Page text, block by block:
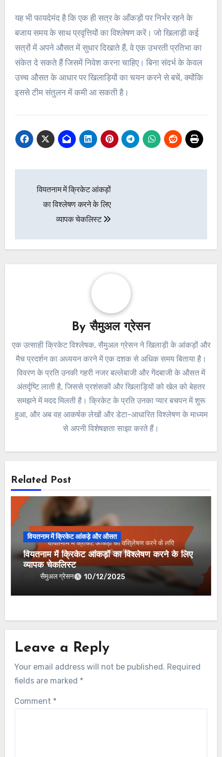
यह भी फायदेमंद है कि एक ही सत्र के आँकड़ों पर निर्भर रहने के
बजाय समय के साथ प्रवृत्तियों का विश्लेषण करें। जो खिलाड़ी कई
सत्रों में अपने औसत में सुधार दिखाते हैं, वे एक उभरती प्रतिभा का
संकेत दे सकते हैं जिसमें निवेश करना चाहिए। बिना संदर्भ के केवल
उच्च औसत के आधार पर खिलाड़ियों का चयन करने से बचें, क्योंकि
इससे टीम संतुलन में कमी आ सकती है।
navigation
वियतनाम में क्रिकेट आंकड़ों
का विश्लेषण करने के लिए
व्यापक चेकलिस्ट
Byसैमुअल ग्रेसन
एक उत्साही क्रिकेट विश्लेषक, सैमुअल ग्रेसन ने खिलाड़ी के आंकड़ों और
मैच प्रदर्शन का अध्ययन करने में एक दशक से अधिक समय बिताया है।
विवरण के प्रति उनकी गहरी नजर बल्लेबाजी और गेंदबाजी के औसत में
अंतर्दृष्टि लाती है, जिससे प्रशंसकों और खिलाड़ियों को खेल को बेहतर
समझने में मदद मिलती है। क्रिकेट के प्रति उनका प्यार बचपन में शुरू
हुआ, और अब वह आकर्षक लेखों और डेटा-आधारित विश्लेषण के माध्यम
से अपनी विशेषज्ञता साझा करते हैं।
Related Post
वियतनाम में क्रिकेट आंकड़े और औसत
वियतनाम में क्रिकेट आंकड़ों का विश्लेषण करने के लिए
व्यापक चेकलिस्ट
सैमुअल ग्रेसन 10/12/2025
Leave a Reply
Your email address will not be published. Required
fields are marked *
Comment *